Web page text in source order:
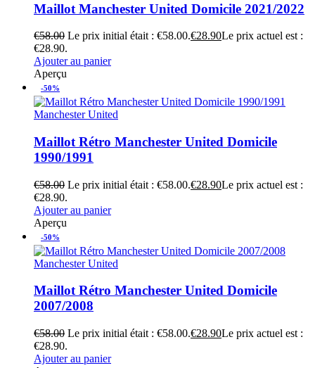
Maillot Manchester United Domicile 2021/2022
€58.00 Le prix initial était : €58.00.€28.90Le prix actuel est :
€28.90.
Ajouter au panier
Aperçu
-50%
Manchester United
Maillot Rétro Manchester United Domicile
1990/1991
€58.00 Le prix initial était : €58.00.€28.90Le prix actuel est :
€28.90.
Ajouter au panier
Aperçu
-50%
Manchester United
Maillot Rétro Manchester United Domicile
2007/2008
€58.00 Le prix initial était : €58.00.€28.90Le prix actuel est :
€28.90.
Ajouter au panier